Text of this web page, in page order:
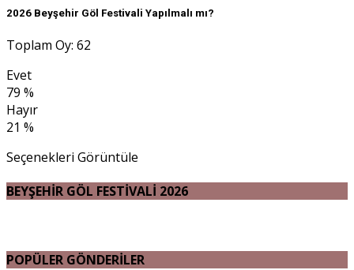
2026 Beyşehir Göl Festivali Yapılmalı mı?
Toplam Oy: 62
Evet
79 %
Hayır
21 %
Seçenekleri Görüntüle
BEYŞEHİR GÖL FESTİVALİ 2026
POPÜLER GÖNDERİLER